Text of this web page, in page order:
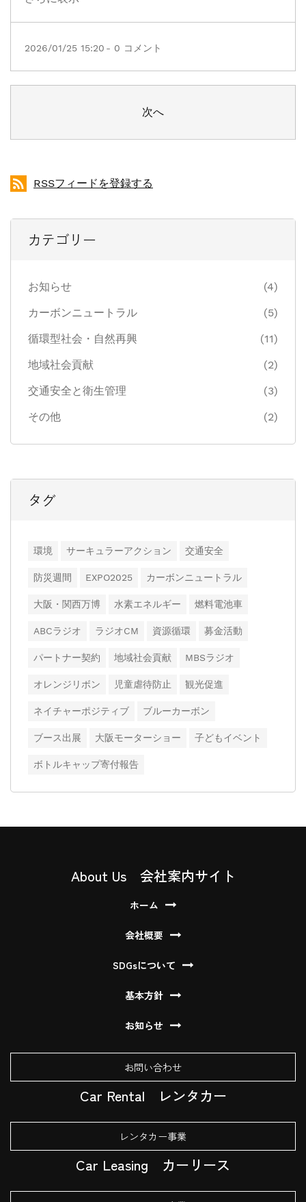
2026/01/25 15:20 - 0 コメント
次へ
RSSフィードを登録する
カテゴリー
お知らせ
(4)
カーボンニュートラル
(5)
循環型社会・自然再興
(11)
地域社会貢献
(2)
交通安全と衛生管理
(3)
その他
(2)
タグ
環境 サーキュラーアクション 交通安全
防災週間 EXPO2025 カーボンニュートラル
大阪・関西万博 水素エネルギー 燃料電池車
ABCラジオ ラジオCM 資源循環 募金活動
パートナー契約 地域社会貢献 MBSラジオ
オレンジリボン 児童虐待防止 観光促進
ネイチャーポジティブ ブルーカーボン
ブース出展 大阪モーターショー 子どもイベント
ボトルキャップ寄付報告
About Us 会社案内サイト
ホーム
会社概要
SDGsについて
基本方針
お知らせ
お問い合わせ
Car Rental レンタカー
レンタカー事業
Car Leasing カーリース